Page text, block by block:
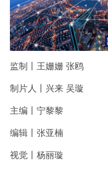
监制丨王姗姗 张鸥
制片人丨兴来 吴璇
主编丨宁黎黎
编辑丨张亚楠
视觉丨杨丽璇